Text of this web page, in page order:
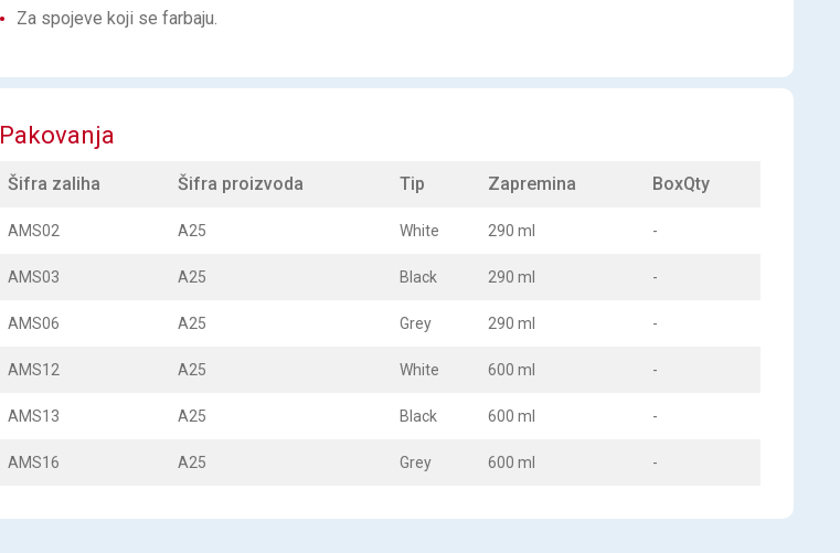
Za spojeve koji se farbaju.
Pakovanja
Šifra zaliha Šifra proizvoda Tip Zapremina BoxQty
AMS02 A25 White 290 ml -
AMS03 A25 Black 290 ml -
AMS06 A25 Grey 290 ml -
AMS12 A25 White 600 ml -
AMS13 A25 Black 600 ml -
AMS16 A25 Grey 600 ml -